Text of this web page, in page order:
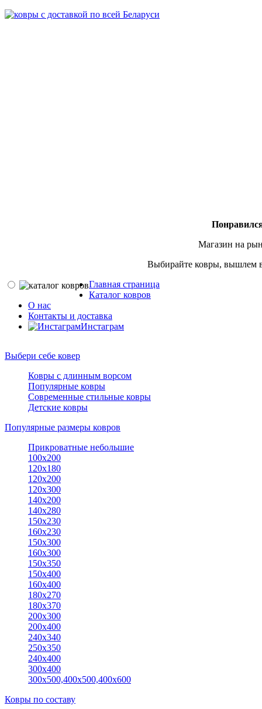
Магазин на
Выбирайте ковры, вышлем
Главная страница
Каталог ковров
О нас
Контакты и доставка
Инстаграм
Выбери себе ковер
Ковры с длинным ворсом
Популярные ковры
Современные стильные ковры
Детские ковры
Популярные размеры ковров
Прикроватные небольшие
100х200
120х180
120х200
120х300
140х200
140х280
150x230
160х230
150x300
160х300
150x350
150х400
160x400
180х270
180х370
200x300
200х400
240х340
250x350
240х400
300х400
300х500,400х500,400х600
Ковры по составу